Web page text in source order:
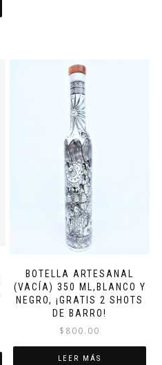
BOTELLA ARTESANAL
(VACÍA) 350 ML,BLANCO Y
NEGRO, ¡GRATIS 2 SHOTS
DE BARRO!
$ 800.00
LEER MÁS